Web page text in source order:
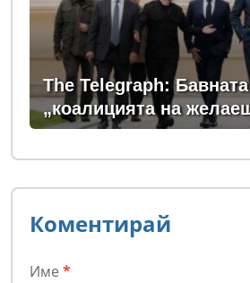
The Telegraph:
„коалицията на
Коментирай
Име *